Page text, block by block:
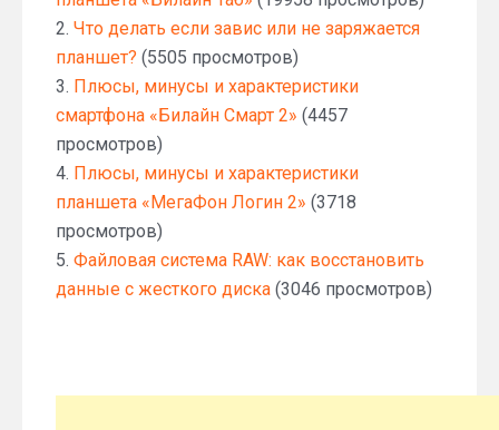
2. Что делать если завис или не заряжается
планшет? (5505 просмотров)
3. Плюсы, минусы и характеристики
смартфона «Билайн Смарт 2» (4457
просмотров)
4. Плюсы, минусы и характеристики
планшета «МегаФон Логин 2» (3718
просмотров)
5. Файловая система RAW: как восстановить
данные с жесткого диска (3046 просмотров)